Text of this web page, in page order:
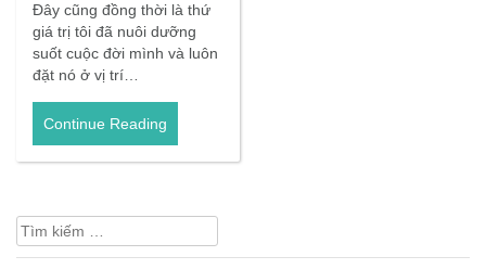
Đây cũng đồng thời là thứ
giá trị tôi đã nuôi dưỡng
suốt cuộc đời mình và luôn
đặt nó ở vị trí…
Continue Reading
Tìm
kiếm